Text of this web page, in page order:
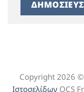
Copyright 2026 ©
ΙστοσελίδωνOCS